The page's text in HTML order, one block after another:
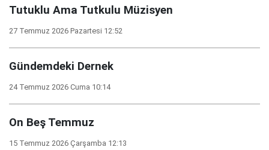
Tutuklu Ama Tutkulu Müzisyen
27 Temmuz 2026 Pazartesi 12:52
Gündemdeki Dernek
24 Temmuz 2026 Cuma 10:14
On Beş Temmuz
15 Temmuz 2026 Çarşamba 12:13